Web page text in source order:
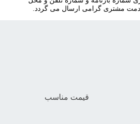
مشتری گرامی ارسال می گردد.
قیمت مناسب